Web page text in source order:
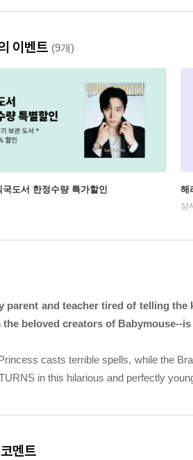
이벤트 (9개)
국도서 한정수량 특가할인 해
상
parent and teacher tired of telling
the beloved creators of Babymouse--
casts terrible spells, while the
in this hilarious and perfectly
멘트